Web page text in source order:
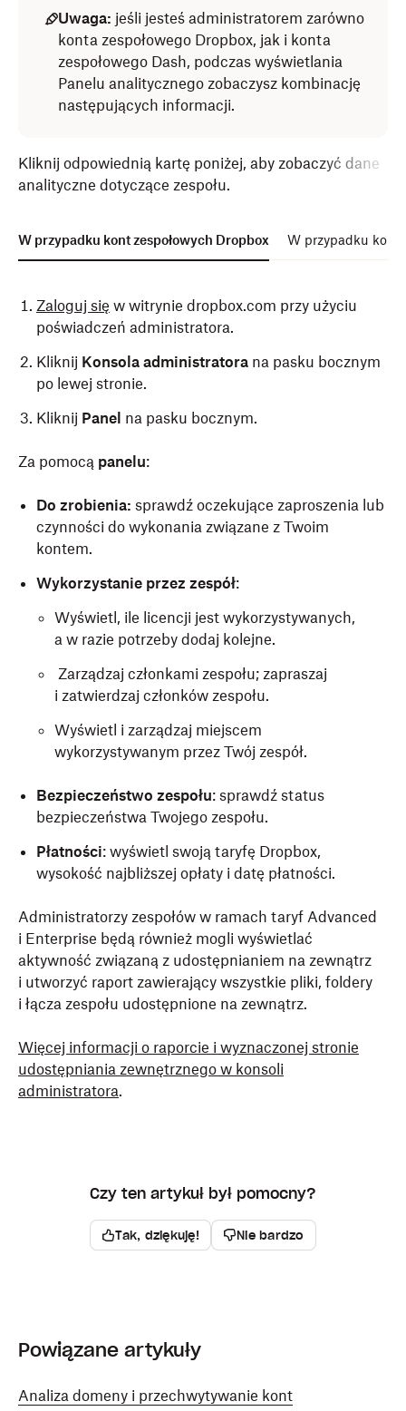
Uwaga: jeśli jesteś administratorem zarówno
konta zespołowego Dropbox, jak i konta
zespołowego Dash, podczas wyświetlania
Panelu analitycznego zobaczysz kombinację
następujących informacji.
Kliknij odpowiednią kartę poniżej, aby zobaczyć dane
analityczne dotyczące zespołu.
W przypadku kont zespołowych Dropbox W przypadku kont
Zaloguj się w witrynie dropbox.com przy użyciu
poświadczeń administratora.
Kliknij Konsola administratora na pasku bocznym
po lewej stronie.
Kliknij Panel na pasku bocznym.
Za pomocą panelu:
Do zrobienia: sprawdź oczekujące zaproszenia lub
czynności do wykonania związane z Twoim
kontem.
Wykorzystanie przez zespół:
Wyświetl, ile licencji jest wykorzystywanych,
a w razie potrzeby dodaj kolejne.
Zarządzaj członkami zespołu; zapraszaj
i zatwierdzaj członków zespołu.
Wyświetl i zarządzaj miejscem
wykorzystywanym przez Twój zespół.
Bezpieczeństwo zespołu: sprawdź status
bezpieczeństwa Twojego zespołu.
Płatności: wyświetl swoją taryfę Dropbox,
wysokość najbliższej opłaty i datę płatności.
Administratorzy zespołów w ramach taryf Advanced
i Enterprise będą również mogli wyświetlać
aktywność związaną z udostępnianiem na zewnątrz
i utworzyć raport zawierający wszystkie pliki, foldery
i łącza zespołu udostępnione na zewnątrz.
Więcej informacji o raporcie i wyznaczonej stronie
udostępniania zewnętrznego w konsoli
administratora.
logowania administratora.
Kliknij swój awatar (zdjęcie profilowe lub inicjały)
w lewym dolnym rogu.
przejść do stronyAplikacje, gdzie możesz dodawać
Czy ten artykuł był pomocny?
Tak, dziękuję! Nie bardzo
Powiązane artykuły
Analiza domeny i przechwytywanie kont